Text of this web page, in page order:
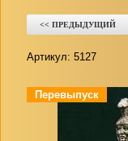
<< ПРЕДЫДУЩИЙ
Артикул: 5127
Перевыпуск